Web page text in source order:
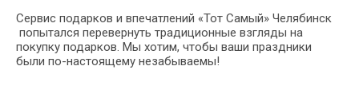
Сервис подарков и впечатлений «Тот Самый» Челябинск
попытался перевернуть традиционные взгляды на
покупку подарков. Мы хотим, чтобы ваши праздники
были по-настоящему незабываемы!